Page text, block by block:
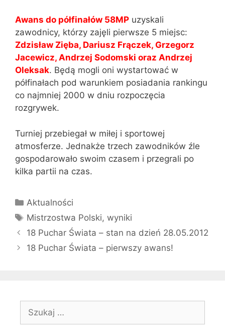
Awans do półfinałów 58MP uzyskali
zawodnicy, którzy zajęli pierwsze 5 miejsc:
Zdzisław Zięba, Dariusz Frączek, Grzegorz
Jacewicz, Andrzej Sodomski oraz Andrzej
Oleksak. Będą mogli oni wystartować w
półfinałach pod warunkiem posiadania rankingu
co najmniej 2000 w dniu rozpoczęcia
rozgrywek.
Turniej przebiegał w miłej i sportowej
atmosferze. Jednakże trzech zawodników źle
gospodarowało swoim czasem i przegrali po
kilka partii na czas.
Kategorie
Aktualności
Tagi
Mistrzostwa Polski,wyniki
18 Puchar Świata – stan na dzień 28.05.2012
18 Puchar Świata – pierwszy awans!